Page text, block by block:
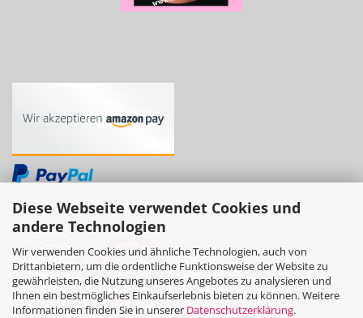
Diese Webseite verwendet Cookies und
andere Technologien
Wir verwenden Cookies und ähnliche Technologien, auch von
Drittanbietern, um die ordentliche Funktionsweise der Website zu
gewährleisten, die Nutzung unseres Angebotes zu analysieren und
Ihnen ein bestmögliches Einkaufserlebnis bieten zu können. Weitere
Informationen finden Sie in unserer Datenschutzerklärung.